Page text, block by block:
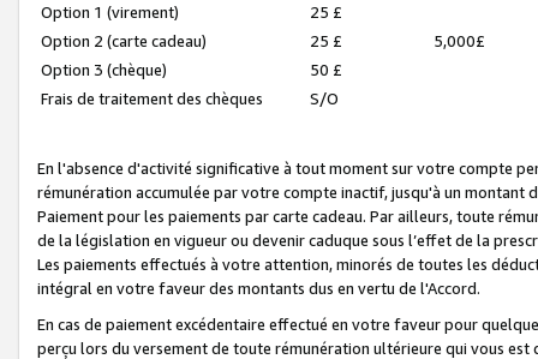
Option 1 (virement)
25 £
Option 2 (carte cadeau)
25 £
5,000£
Option 3 (chèque)
50 £
Frais de traitement des chèques
S/O
En l'absence d'activité significative à tout moment sur votre compte
rémunération accumulée par votre compte inactif, jusqu'à un montant
Paiement pour les paiements par carte cadeau. Par ailleurs, toute
de la législation en vigueur ou devenir caduque sous l’effet de la
Les paiements effectués à votre attention, minorés de toutes les
intégral en votre faveur des montants dus en vertu de l'Accord.
En cas de paiement excédentaire effectué en votre faveur pour
perçu lors du versement de toute rémunération ultérieure qui vous est